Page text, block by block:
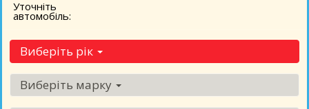
Уточніть
автомобіль:
Виберіть рік
Виберіть марку